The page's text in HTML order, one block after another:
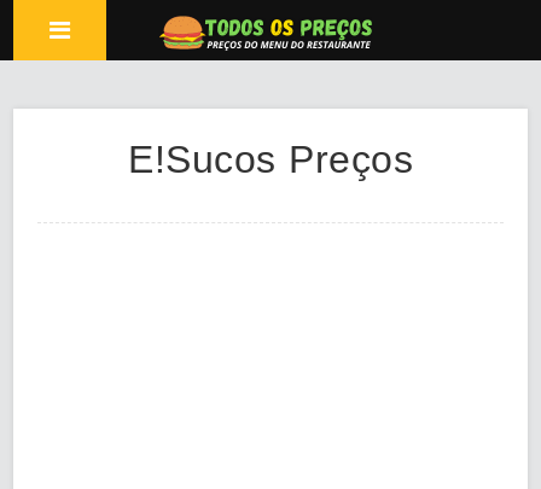
E!Sucos Preços